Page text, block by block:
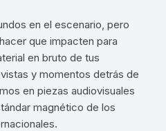
en el escenario, pero
que impacten para
en bruto de tus
y momentos detrás de
en piezas audiovisuales
magnético de los